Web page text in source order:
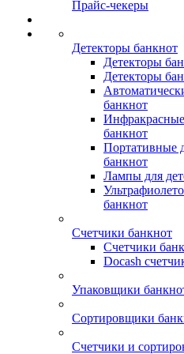
Прайс-чекеры
Детекторы банкнот
Детекторы
Детекторы
банкнот
банкнот
Портативные
банкнот
Лампы для
банкнот
Счетчики банкнот
Счетчики
Docash
Упаковщики
Сортировщики
Счетчики и